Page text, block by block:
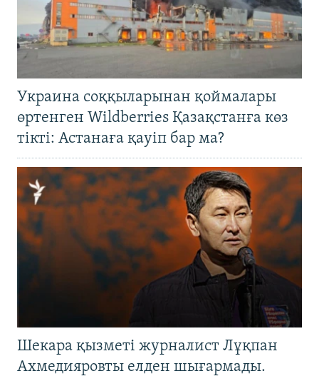
Украина соққыларынан қоймалары
өртенген Wildberries Қазақстанға көз
тікті: Астанаға қауіп бар ма?
Шекара қызметі журналист Лұқпан
Ахмедияровты елден шығармады.